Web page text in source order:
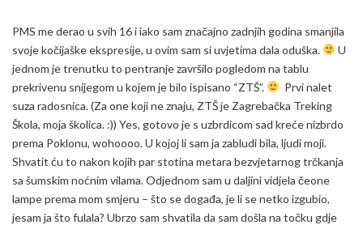
PMS me derao u svih 16 i iako sam značajno zadnjih godina smanjila
svoje kočijaške ekspresije, u ovim sam si uvjetima dala oduška.
U
jednom je trenutku to pentranje završilo pogledom na tablu
prekrivenu snijegom u kojem je bilo ispisano “ZTŠ”.
Prvi nalet
suza radosnica. (Za one koji ne znaju, ZTŠ je Zagrebačka Treking
Škola, moja školica. :)) Yes, gotovo je s uzbrdicom sad kreće nizbrdo
prema Poklonu, wohoooo. U kojoj li sam ja zabludi bila, ljudi moji.
Shvatit ću to nakon kojih par stotina metara bezvjetarnog trčkanja
sa šumskim noćnim vilama. Odjednom sam u daljini vidjela čeone
lampe prema mom smjeru – što se događa, je li se netko izgubio,
jesam ja što fulala? Ubrzo sam shvatila da sam došla na točku gdje